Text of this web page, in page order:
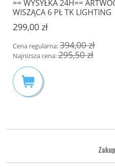
== WYSYŁKA 24H==
WISZĄCA 6 PŁ TK LIGHTING
299,00 zł
Cena regularna:394,00 zł
Najniższa cena:295,50 zł